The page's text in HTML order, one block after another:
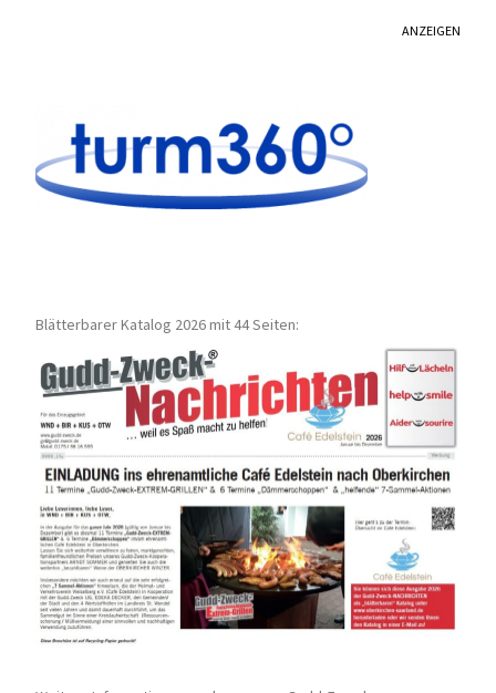
ANZEIGEN
Blätterbarer Katalog 2026 mit 44 Seiten: